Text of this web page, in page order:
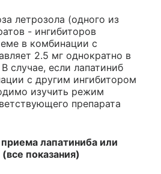
летрозола (одного из
- ингибиторов
в комбинации с
2.5 мг однократно в
случае, если лапатиниб
с другим ингибитором
изучить режим
препарата
лапатиниба или
показания)